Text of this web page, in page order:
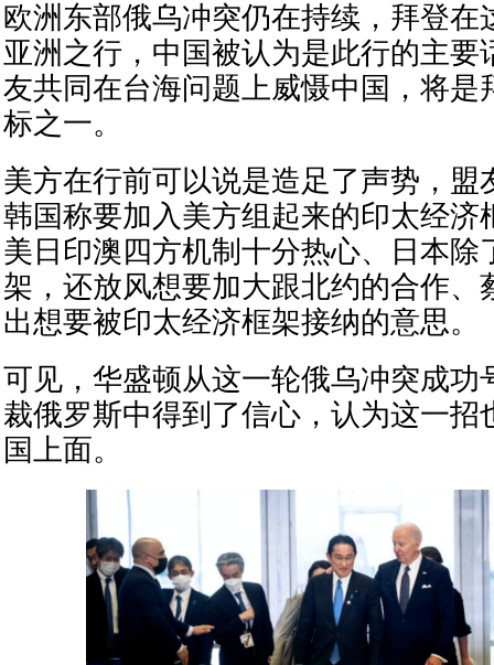
欧洲东部俄乌冲突仍在持续，拜登在
亚洲之行，中国被认为是此行的主要
友共同在台海问题上威慑中国，将是
标之一。
美方在行前可以说是造足了声势，盟
韩国称要加入美方组起来的印太经济
美日印澳四方机制十分热心、日本除
架，还放风想要加大跟北约的合作、
出想要被印太经济框架接纳的意思。
可见，华盛顿从这一轮俄乌冲突成功
裁俄罗斯中得到了信心，认为这一招
国上面。